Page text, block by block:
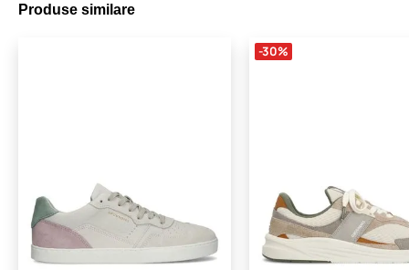
Produse similare
-30%